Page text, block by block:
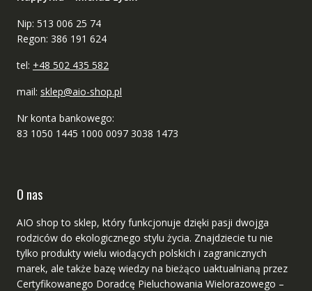
Nip: 513 006 25 74
Regon: 386 191 624
tel: +48 502 435 582
mail: sklep@aio-shop.pl
Nr konta bankowego:
83 1050 1445 1000 0097 3038 1473
O nas
AIO shop to sklep, który funkcjonuje dzięki pasji dwojga
rodziców do ekologicznego stylu życia. Znajdziecie tu nie
tylko produkty wielu wiodących polskich i zagranicznych
marek, ale także bazę wiedzy na bieżąco uaktualnianą przez
Certyfikowanego Doradcę Pieluchowania Wielorazowego –